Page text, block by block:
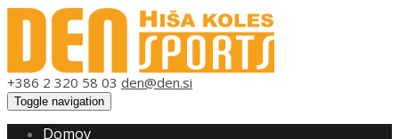
+386 2 320 58 03 den@den.si
Toggle navigation
Domov